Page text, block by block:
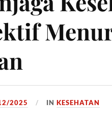
2025 INKESEHATAN